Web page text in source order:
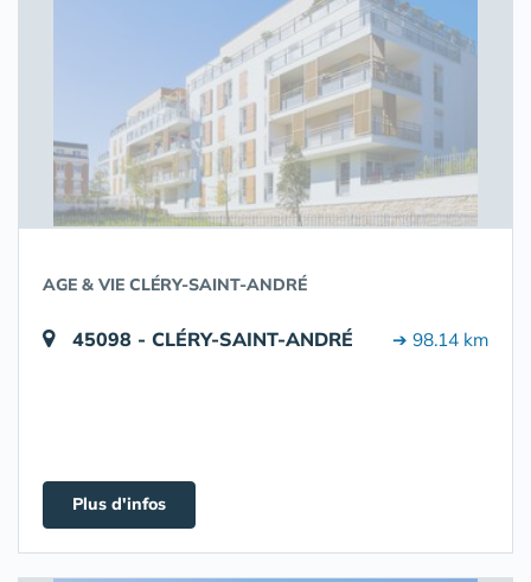
AGE & VIE CLÉRY-SAINT-ANDRÉ
45098 - CLÉRY-SAINT-ANDRÉ ➔ 98.14 km
Plus d'infos